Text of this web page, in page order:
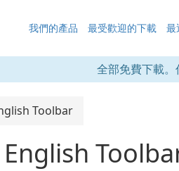
我們的產品 最受歡迎的下載 最
全部免費下載。
Toolbar